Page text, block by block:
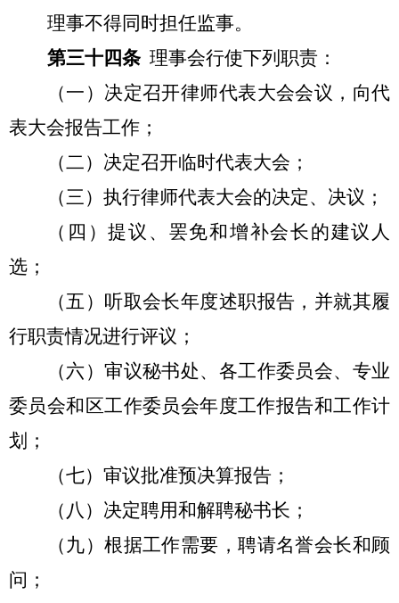
理事不得同时担任监事。
第三十四条 理事会行使下列职责：
（一）决定召开律师代表大会会议，向代
表大会报告工作；
（二）决定召开临时代表大会；
（三）执行律师代表大会的决定、决议；
（四）提议、罢免和增补会长的建议人
选；
（五）听取会长年度述职报告，并就其履
行职责情况进行评议；
（六）审议秘书处、各工作委员会、专业
委员会和区工作委员会年度工作报告和工作计
划；
（七）审议批准预决算报告；
（八）决定聘用和解聘秘书长；
（九）根据工作需要，聘请名誉会长和顾
问；